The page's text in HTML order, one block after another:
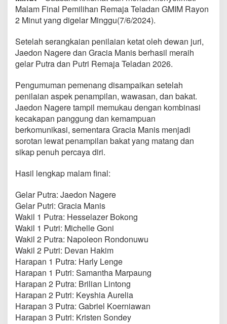
a
y
o
2
M
i
n
t
T
a
u
n
2
Malam Final Pemilihan Remaja Teladan GMIM Rayon
2 Minut yang digelar Minggu(7/6/2024).
Setelah serangkaian penilaian ketat oleh dewan juri,
Jaedon Nagere dan Gracia Manis berhasil meraih
gelar Putra dan Putri Remaja Teladan 2026.
Pengumuman pemenang disampaikan setelah
penilaian aspek penampilan, wawasan, dan bakat.
Jaedon Nagere tampil memukau dengan kombinasi
kecakapan panggung dan kemampuan
berkomunikasi, sementara Gracia Manis menjadi
sorotan lewat penampilan bakat yang matang dan
sikap penuh percaya diri.
Hasil lengkap malam final:
Gelar Putra: Jaedon Nagere
Gelar Putri: Gracia Manis
Wakil 1 Putra: Hesselazer Bokong
Wakil 1 Putri: Michelle Goni
Wakil 2 Putra: Napoleon Rondonuwu
Wakil 2 Putri: Devan Hakim
Harapan 1 Putra: Harly Lenge
Harapan 1 Putri: Samantha Marpaung
Harapan 2 Putra: Brilian Lintong
Harapan 2 Putri: Keyshia Aurelia
Harapan 3 Putra: Gabriel Koerniawan
Harapan 3 Putri: Kristen Sondey